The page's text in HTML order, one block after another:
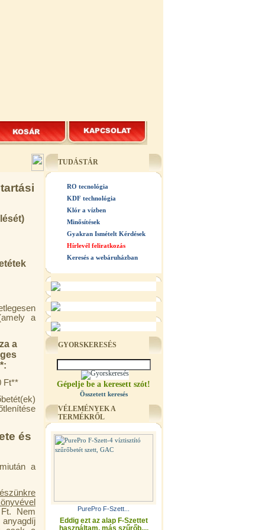
a
a
Ft**
és
a
Nem
anyagdíj
TUDÁSTÁR
RO tecnológia
KDF technológia
Klór a vízben
Minősítések
Gyakran Ismételt Kérdések
Hírlevél feliratkozás
Keresés a webáruházban
GYORSKERESÉS
Gépelje be a keresett szót!
Összetett keresés
VÉLEMÉNYEK A
TERMÉKRŐL
PurePro F-Szett...
Eddig ezt az alap F-Szettet
használtam, más szűrőb....